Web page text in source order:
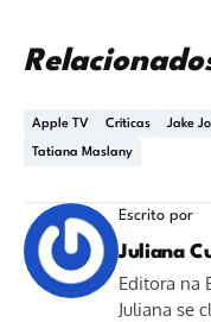
Apple TV Críticas Jake
Tatiana Maslany
Escrito por
Juliana
Editora na
Juliana se